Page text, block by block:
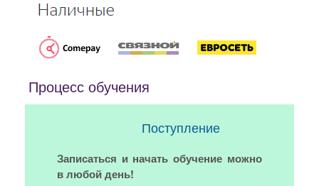
Процесс обучения
Поступление
Записаться и начать обучение можно
в любой день!